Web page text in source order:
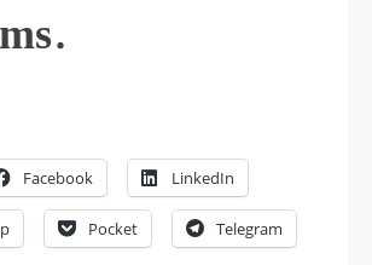
Facebook LinkedIn
Pocket Telegram